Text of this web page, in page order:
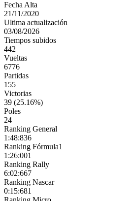
Fecha Alta
21/11/2020
Ultima actualización
03/08/2026
Tiempos subidos
442
Vueltas
6776
Partidas
155
Victorias
39 (25.16%)
Poles
24
Ranking General
1:48:836
Ranking Fórmula1
1:26:001
Ranking Rally
6:02:667
Ranking Nascar
0:15:681